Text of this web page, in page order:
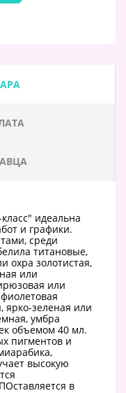
идеальна
и графики.
среди
титановые,
охра золотистая,
или
или
ярко-зеленая или
умбра
объемом 40 мл.
пигментов и
высокую
в